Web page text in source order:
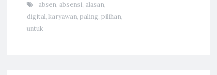
absen, absensi, alasan,
digital, karyawan, paling, pilihan,
untuk